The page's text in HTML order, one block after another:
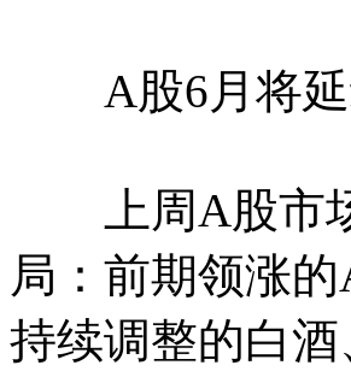
A股6月将延
上周A股市场
局：前期领涨
持续调整的白